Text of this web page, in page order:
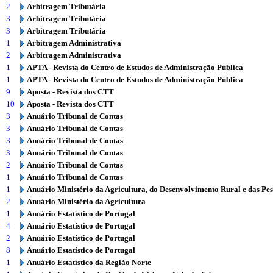
2
Arbitragem Tributária
3
Arbitragem Tributária
3
Arbitragem Tributária
1
Arbitragem Administrativa
2
Arbitragem Administrativa
1
APTA - Revista do Centro de Estudos de Administração Pública
1
APTA - Revista do Centro de Estudos de Administração Pública
9
Aposta - Revista dos CTT
10
Aposta - Revista dos CTT
3
Anuário Tribunal de Contas
3
Anuário Tribunal de Contas
3
Anuário Tribunal de Contas
3
Anuário Tribunal de Contas
2
Anuário Tribunal de Contas
1
Anuário Tribunal de Contas
1
Anuário Ministério da Agricultura, do Desenvolvimento Rural e das
2
Anuário Ministério da Agricultura
1
Anuário Estatístico de Portugal
4
Anuário Estatístico de Portugal
2
Anuário Estatístico de Portugal
8
Anuário Estatístico de Portugal
1
Anuário Estatístico da Região Norte